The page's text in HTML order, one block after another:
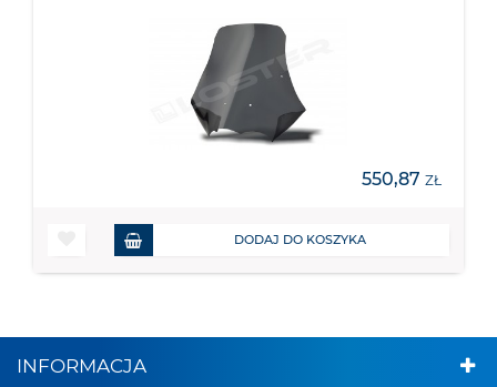
550,87 ZŁ
DODAJ DO KOSZYKA
INFORMACJA